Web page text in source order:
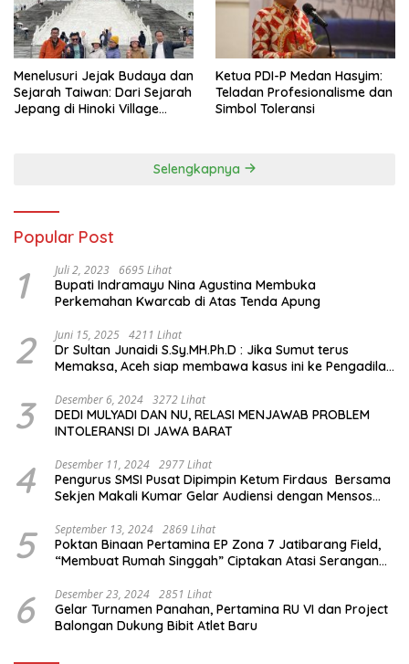
Menelusuri Jejak Budaya dan
Sejarah Taiwan: Dari Sejarah
Jepang di Hinoki Village
Ketua PDI-P Medan Hasyim:
Teladan Profesionalisme dan
Simbol Toleransi
Selengkapnya
Popular Post
1 Juli 2, 2023 6695 Lihat
Bupati Indramayu Nina Agustina Membuka
Perkemahan Kwarcab di Atas Tenda Apung
2 Juni 15, 2025 4211 Lihat
Dr Sultan Junaidi S.Sy.MH.Ph.D : Jika Sumut terus
Memaksa, Aceh siap membawa kasus ini ke Pengadilan
3 Desember 6, 2024 3272 Lihat
DEDI MULYADI DAN NU, RELASI MENJAWAB PROBLEM
INTOLERANSI DI JAWA BARAT
4 Desember 11, 2024 2977 Lihat
Pengurus SMSI Pusat Dipimpin Ketum Firdaus Bersama
Sekjen Makali Kumar Gelar Audiensi dengan Mensos
5 September 13, 2024 2869 Lihat
Poktan Binaan Pertamina EP Zona 7 Jatibarang Field,
“Membuat Rumah Singgah” Ciptakan Atasi Serangan
6 Desember 23, 2024 2851 Lihat
Gelar Turnamen Panahan, Pertamina RU VI dan Project
Balongan Dukung Bibit Atlet Baru